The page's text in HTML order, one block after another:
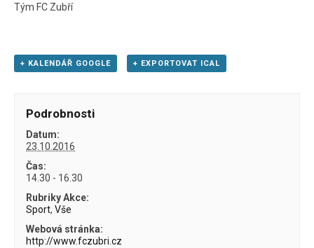
Tým FC Zubří
+ KALENDÁŘ GOOGLE + EXPORTOVAT ICAL
Podrobnosti
Datum:
23.10.2016
Čas:
14.30 - 16.30
Rubriky Akce:
Sport,Vše
Webová stránka:
http://www.fczubri.cz